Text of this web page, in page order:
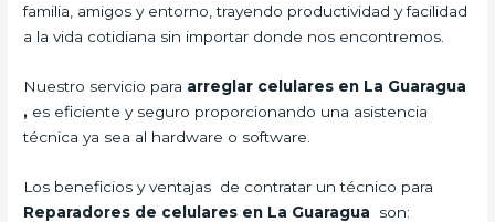
familia, amigos y entorno, trayendo productividad y facilidad
a la vida cotidiana sin importar donde nos encontremos.
Nuestro servicio para arreglar celulares en La Guaragua
, es eficiente y seguro proporcionando una asistencia
técnica ya sea al hardware o software.
Los beneficios y ventajas de contratar un técnico para
Reparadores de celulares en La Guaragua son: